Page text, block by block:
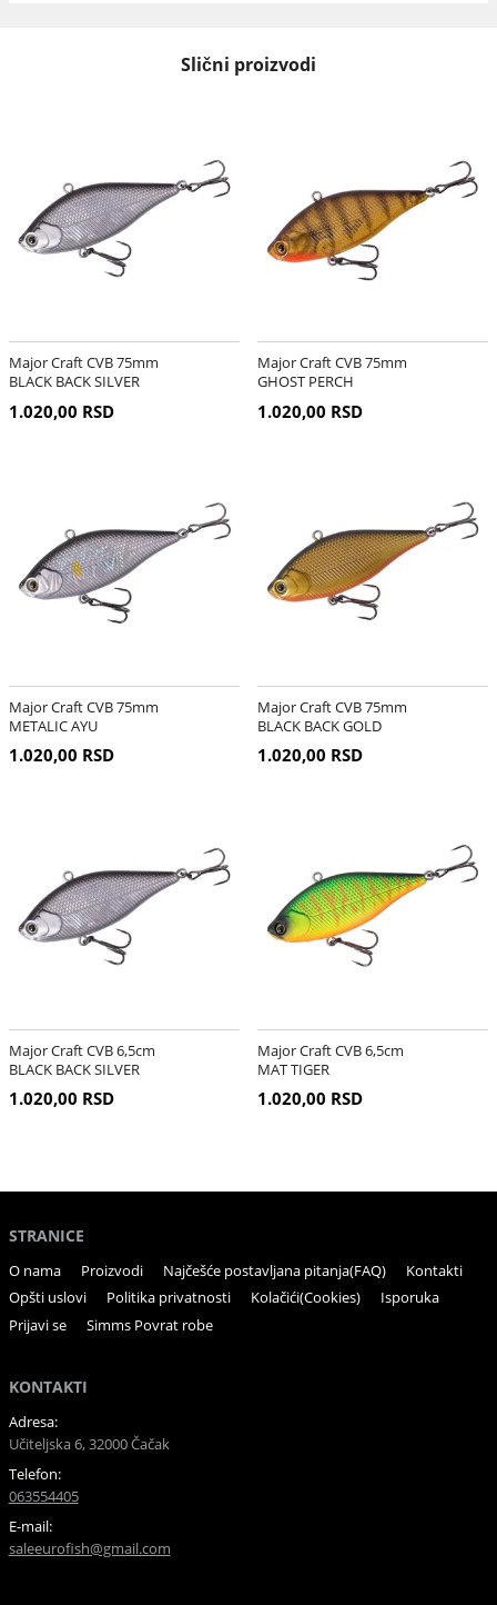
Slični proizvodi
Major Craft CVB 75mm
BLACK BACK SILVER
1.020,00 RSD
Major Craft CVB 75mm
GHOST PERCH
1.020,00 RSD
Major Craft CVB 75mm
METALIC AYU
1.020,00 RSD
Major Craft CVB 75mm
BLACK BACK GOLD
1.020,00 RSD
Major Craft CVB 6,5cm
BLACK BACK SILVER
1.020,00 RSD
Major Craft CVB 6,5cm
MAT TIGER
1.020,00 RSD
STRANICE
O nama Proizvodi Najčešće postavljana pitanja(FAQ)
Kontakti
Opšti uslovi
Politika privatnosti Kolačići(Cookies)
Isporuka
Prijavi se
Simms Povrat robe
KONTAKTI
Adresa:
Učiteljska 6, 32000 Čačak
Telefon:
063554405
E-mail:
saleeurofish@gmail.com